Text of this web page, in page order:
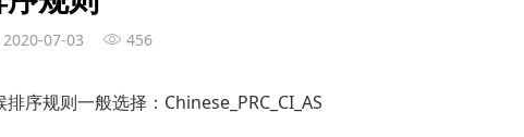
2020-07-03 456
排序规则一般选择：Chinese_PRC_CI_AS